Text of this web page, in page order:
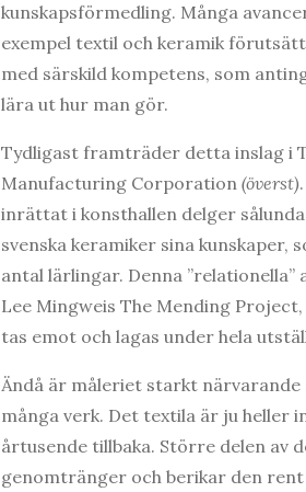
kunskapsförmedling. Många
exempel textil och keramik
med särskild kompetens, som
lära ut hur man gör.
Tydligast framträder detta inslag i
Manufacturing Corporation (överst)
inrättat i konsthallen delger
svenska keramiker sina
antal lärlingar. Denna
Lee Mingweis The Mending
tas emot och lagas under hela
Ändå är måleriet starkt
många verk. Det textila är ju heller
årtusende tillbaka. Större delen av
genomtränger och berikar den